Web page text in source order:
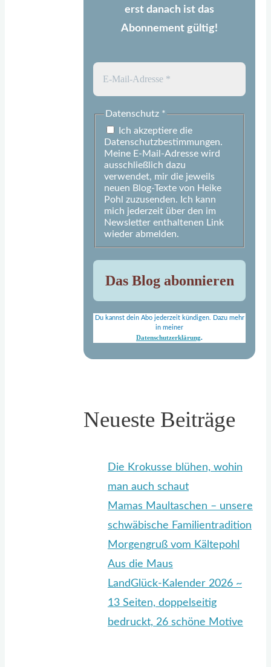
erst danach ist das
Abonnement gültig!
Datenschutz *
Ich akzeptiere die
Datenschutzbestimmungen.
Meine E-Mail-Adresse wird
ausschließlich dazu
verwendet, mir die jeweils
neuen Blog-Texte von Heike
Pohl zuzusenden. Ich kann
mich jederzeit über den im
Newsletter enthaltenen Link
wieder abmelden.
Du kannst dein Abo jederzeit kündigen. Dazu mehr
in meiner
Datenschutzerklärung.
Neueste Beiträge
Die Krokusse blühen, wohin
man auch schaut
Mamas Maultaschen – unsere
schwäbische Familientradition
Morgengruß vom Kältepohl
Aus die Maus
LandGlück-Kalender 2026 ~
13 Seiten, doppelseitig
bedruckt, 26 schöne Motive